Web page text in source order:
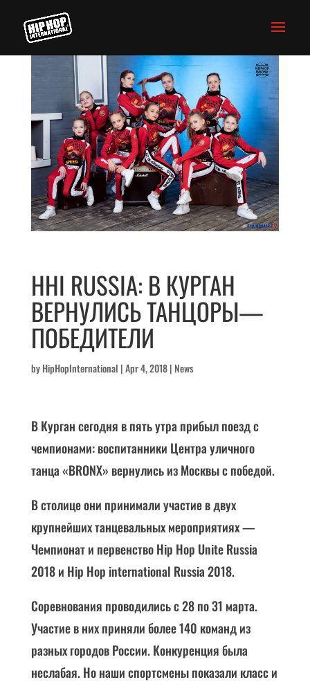
HHI RUSSIA: В КУРГАН
ВЕРНУЛИСЬ ТАНЦОРЫ—
ПОБЕДИТЕЛИ
byHipHopInternational |Apr 4, 2018| News
В Курган сегодня в пять утра прибыл поезд с
чемпионами: воспитанники Центра уличного
танца «ВRONX» вернулись из Москвы с победой.
В столице они принимали участие в двух
крупнейших танцевальных мероприятиях —
Чемпионат и первенство Hip Hop Unite Russia
2018 и Hip Hop international Russia 2018.
Соревнования проводились с 28 по 31 марта.
Участие в них приняли более 140 команд из
разных городов России. Конкуренция была
неслабая. Но наши спортсмены показали класс и